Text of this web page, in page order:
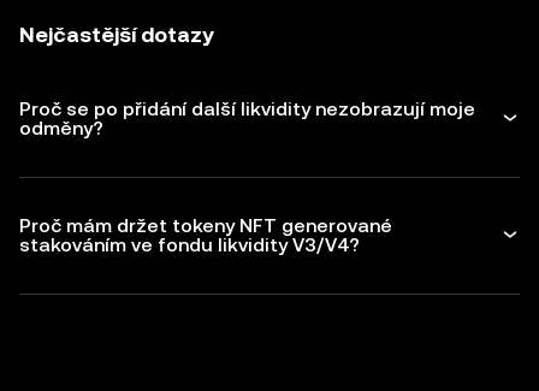
Nejčastější dotazy
Proč se po přidání další likvidity nezobrazují moje
odměny?
Proč mám držet tokeny NFT generované
stakováním ve fondu likvidity V3/V4?